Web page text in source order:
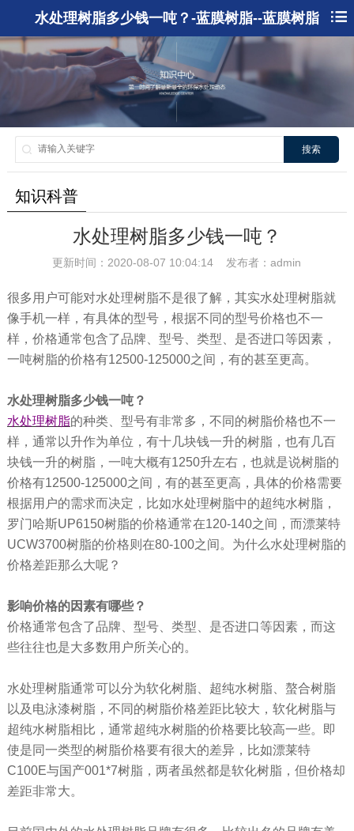
水处理树脂多少钱一吨？-蓝膜树脂--蓝膜树脂
搜索
知识科普
水处理树脂多少钱一吨？
更新时间：2020-08-07 10:04:14 发布者：admin
很多用户可能对水处理树脂不是很了解，其实水处理树脂就
像手机一样，有具体的型号，根据不同的型号价格也不一
样，价格通常包含了品牌、型号、类型、是否进口等因素，
一吨树脂的价格有12500-125000之间，有的甚至更高。
水处理树脂多少钱一吨？
水处理树脂的种类、型号有非常多，不同的树脂价格也不一
样，通常以升作为单位，有十几块钱一升的树脂，也有几百
块钱一升的树脂，一吨大概有1250升左右，也就是说树脂的
价格有12500-125000之间，有的甚至更高，具体的价格需要
根据用户的需求而决定，比如水处理树脂中的超纯水树脂，
罗门哈斯UP6150树脂的价格通常在120-140之间，而漂莱特
UCW3700树脂的价格则在80-100之间。为什么水处理树脂的
价格差距那么大呢？
影响价格的因素有哪些？
价格通常包含了品牌、型号、类型、是否进口等因素，而这
些往往也是大多数用户所关心的。
水处理树脂通常可以分为软化树脂、超纯水树脂、螯合树脂
以及电泳漆树脂，不同的树脂价格差距比较大，软化树脂与
超纯水树脂相比，通常超纯水树脂的价格要比较高一些。即
使是同一类型的树脂价格要有很大的差异，比如漂莱特
C100E与国产001*7树脂，两者虽然都是软化树脂，但价格却
差距非常大。